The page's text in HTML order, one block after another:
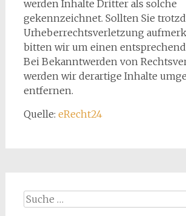
werden Inhalte Dritter als solche
gekennzeichnet. Sollten Sie
Urheberrechtsverletzung
bitten wir um einen
Bei Bekanntwerden von
werden wir derartige Inhalte
entfernen.
Quelle: eRecht24
Suche